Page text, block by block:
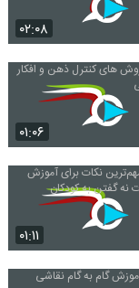
۰۲:۰۸
۰۱:۰۶
۰۱:۱۱